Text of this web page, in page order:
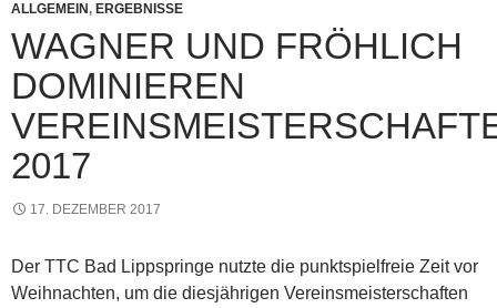
ALLGEMEIN , ERGEBNISSE
WAGNER UND FRÖHLICH
DOMINIEREN
2017
17. DEZEMBER 2017
Der TTC Bad Lippspringe nutzte die punktspielfreie Zeit vor
Weihnachten, um die diesjährigen Vereinsmeisterschaften